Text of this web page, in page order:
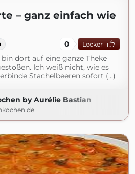
– ganz einfach wie
0 Lecker
dort auf eine ganze Theke
Ich weiß nicht, wie es
Stachelbeeren sofort (...)
by Aurélie Bastian